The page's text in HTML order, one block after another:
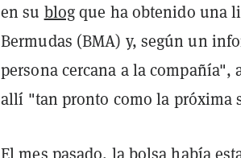
en su blogque ha obtenido una
Bermudas (BMA) y, según un
persona cercana a la
allí "tan pronto como la próxima